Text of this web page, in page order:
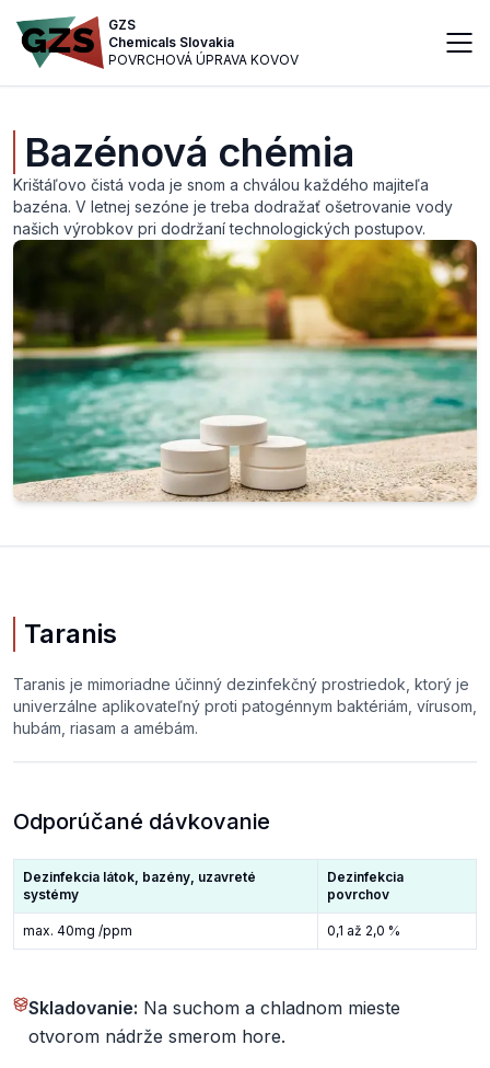
GZS
Chemicals Slovakia
POVRCHOVÁ ÚPRAVA KOVOV
Bazénová chémia
Krištáľovo čistá voda je snom a chválou každého majiteľa
bazéna. V letnej sezóne je treba dodražať ošetrovanie vody
našich výrobkov pri dodržaní technologických postupov.
Taranis
Taranis je mimoriadne účinný dezinfekčný prostriedok, ktorý je
univerzálne aplikovateľný proti patogénnym baktériám, vírusom,
hubám, riasam a amébám.
Odporúčané dávkovanie
Dezinfekcia látok, bazény, uzavreté
systémy
Dezinfekcia
povrchov
max. 40mg /ppm 0,1 až 2,0 %
Skladovanie: Na suchom a chladnom mieste
otvorom nádrže smerom hore.